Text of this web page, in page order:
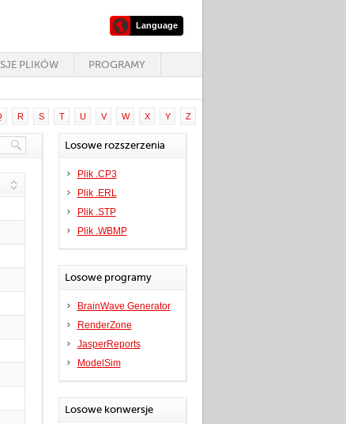
Language
PLIKÓW PROGRAMY
R S T U V W X Y Z
Losowe rozszerzenia
Plik .CP3
Plik .ERL
Plik .STP
Plik .WBMP
Losowe programy
BrainWave Generator
RenderZone
JasperReports
ModelSim
Losowe konwersje